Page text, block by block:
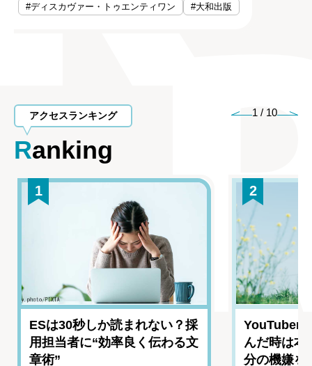
#ディスカヴァー・トゥエンティワン
#大和出版
アクセスランキング
Ranking
1 / 10
1
ESは30秒しか読まれない？採
用担当者に“効率良く伝わる文
章術”
2
YouTuber
んだ時は
分の機嫌を